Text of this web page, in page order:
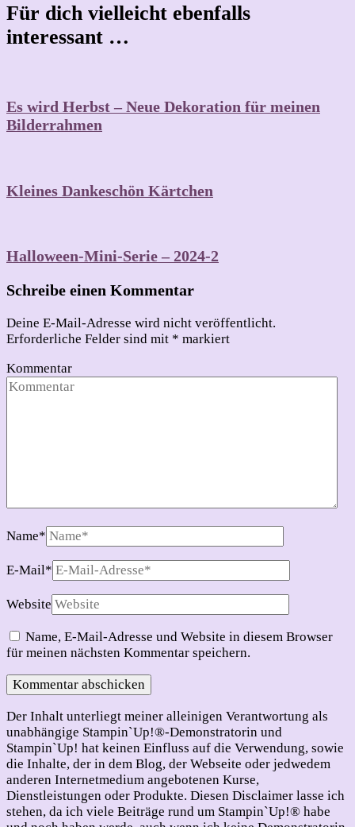
Für dich vielleicht ebenfalls
interessant …
Es wird Herbst – Neue Dekoration für meinen
Bilderrahmen
Kleines Dankeschön Kärtchen
Halloween-Mini-Serie – 2024-2
Schreibe einen Kommentar
Deine E-Mail-Adresse wird nicht veröffentlicht.
Erforderliche Felder sind mit * markiert
Kommentar
Name*
E-Mail*
Website
Name, E-Mail-Adresse und Website in diesem Browser
für meinen nächsten Kommentar speichern.
Der Inhalt unterliegt meiner alleinigen Verantwortung als
unabhängige Stampin`Up!®-Demonstratorin und
Stampin`Up! hat keinen Einfluss auf die Verwendung, sowie
die Inhalte, der in dem Blog, der Webseite oder jedwedem
anderen Internetmedium angebotenen Kurse,
Dienstleistungen oder Produkte. Diesen Disclaimer lasse ich
stehen, da ich viele Beiträge rund um Stampin`Up!® habe